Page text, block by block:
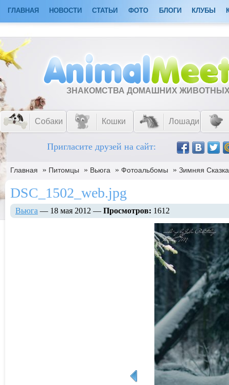
ГЛАВНАЯ НОВОСТИ СТАТЬИ ФОТО БЛОГИ КЛУБЫ
ЗНАКОМСТВА ДОМАШНИХ
Собаки Кошки Лошади
Пригласите друзей на сайт:
Главная » Питомцы » Вьюга » Фотоальбомы » Зимняя
DSC_1502_web.jpg
Вьюга — 18 мая 2012 — Просмотров: 1612